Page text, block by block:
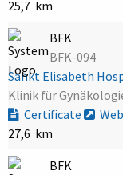
25,7 km
BFK
BFK-094
Sankt Elisabeth
Klinik für
Certificate
27,6 km
BFK